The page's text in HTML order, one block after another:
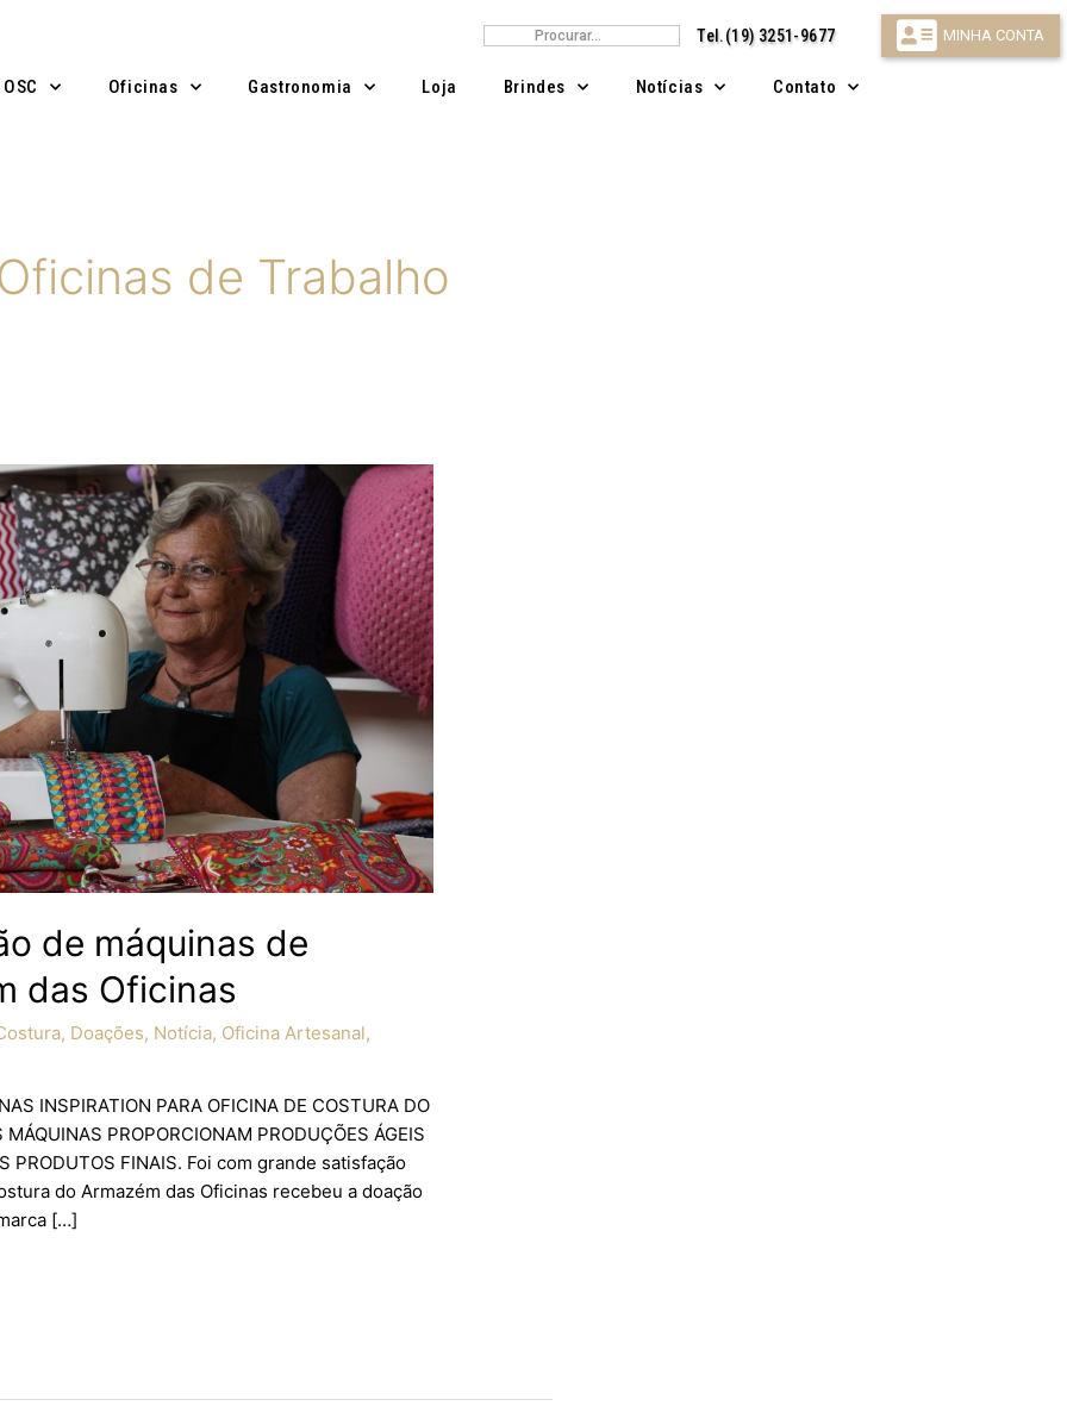
Pesquisar Tel.(19) 3251-9677 MINHA CONTA
Oficinas Gastronomia Loja Brindes Notícias Contato
de Trabalho
de máquinas de
das Oficinas
, Doações, Notícia, Oficina Artesanal,
INSPIRATION PARA OFICINA DE COSTURA DO
PROPORCIONAM PRODUÇÕES ÁGEIS
PRODUTOS FINAIS. Foi com grande satisfação
do Armazém das Oficinas recebeu a doação
[…]